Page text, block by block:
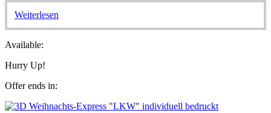
Weiterlesen
Available:
Hurry Up!
Offer ends in: